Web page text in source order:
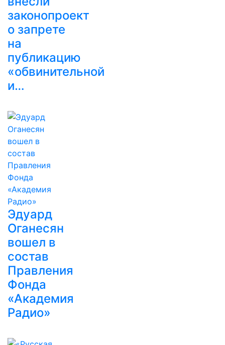
законопроект
о запрете
на
публикацию
«обвинительной
и…
Эдуард
Оганесян
вошел в
состав
Правления
Фонда
«Академия
Радио»